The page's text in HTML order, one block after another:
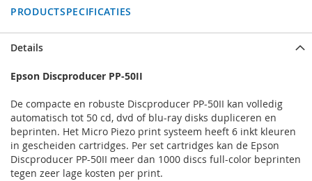
PRODUCTSPECIFICATIES
Details
Epson Discproducer PP-50II
De compacte en robuste Discproducer PP-50II kan volledig
automatisch tot 50 cd, dvd of blu-ray disks dupliceren en
beprinten. Het Micro Piezo print systeem heeft 6 inkt kleuren
in gescheiden cartridges. Per set cartridges kan de Epson
Discproducer PP-50II meer dan 1000 discs full-color beprinten
tegen zeer lage kosten per print.